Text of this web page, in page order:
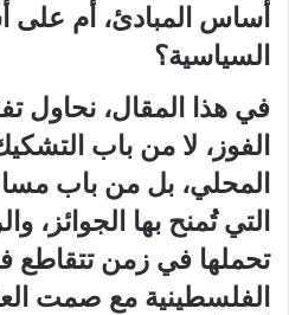
أساس المبادئ، أم
السياسية؟
في هذا المقال، نحاول
الفوز، لا من باب
المحلي، بل من باب
التي تُمنح بها الجوائز،
تحملها في زمن تتقاطع
الفلسطينية مع صمت